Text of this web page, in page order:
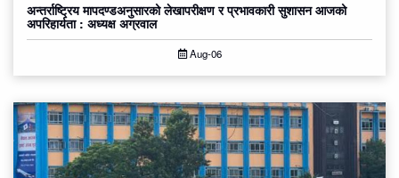
अन्तर्राष्ट्रिय मापदण्डअनुसारको लेखापरीक्षण र प्रभावकारी सुशासन आजको
अपरिहार्यता : अध्यक्ष अग्रवाल
Aug-06